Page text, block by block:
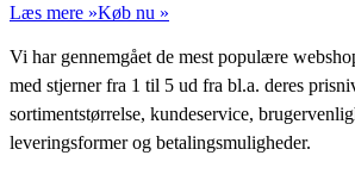
Læs mere »Køb nu »
Vi har gennemgået de mest populære
med stjerner fra 1 til 5 ud fra bl.a. deres
sortimentstørrelse, kundeservice,
leveringsformer og betalingsmuligheder.